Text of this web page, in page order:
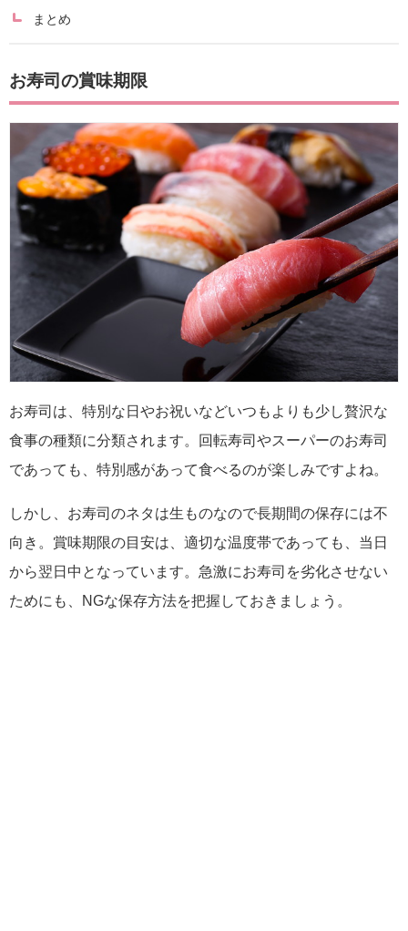
まとめ
お寿司の賞味期限
お寿司は、特別な日やお祝いなどいつもよりも少し贅沢な
食事の種類に分類されます。回転寿司やスーパーのお寿司
であっても、特別感があって食べるのが楽しみですよね。
しかし、お寿司のネタは生ものなので長期間の保存には不
向き。賞味期限の目安は、適切な温度帯であっても、当日
から翌日中となっています。急激にお寿司を劣化させない
ためにも、NGな保存方法を把握しておきましょう。